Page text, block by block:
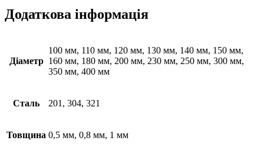
Додаткова інформація
Діаметр
100 мм, 110 мм, 120 мм, 130 мм, 140 мм, 150 мм,
160 мм, 180 мм, 200 мм, 230 мм, 250 мм, 300 мм,
350 мм, 400 мм
Сталь 201, 304, 321
Товщина 0,5 мм, 0,8 мм, 1 мм